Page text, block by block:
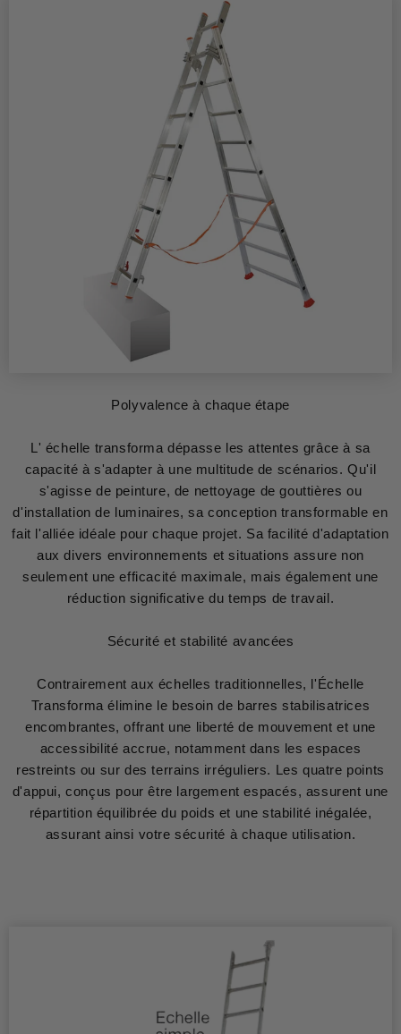
Polyvalence à chaque étape
L' échelle transforma dépasse les attentes grâce à sa
capacité à s'adapter à une multitude de scénarios. Qu'il
s'agisse de peinture, de nettoyage de gouttières ou
d'installation de luminaires, sa conception transformable en
fait l'alliée idéale pour chaque projet. Sa facilité d'adaptation
aux divers environnements et situations assure non
seulement une efficacité maximale, mais également une
réduction significative du temps de travail.
Sécurité et stabilité avancées
Contrairement aux échelles traditionnelles, l'Échelle
Transforma élimine le besoin de barres stabilisatrices
encombrantes, offrant une liberté de mouvement et une
accessibilité accrue, notamment dans les espaces
restreints ou sur des terrains irréguliers. Les quatre points
d'appui, conçus pour être largement espacés, assurent une
répartition équilibrée du poids et une stabilité inégalée,
assurant ainsi votre sécurité à chaque utilisation.